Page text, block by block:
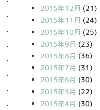
2015年12月 (21)
2015年11月 (24)
2015年10月 (25)
2015年9月 (23)
2015年8月 (36)
2015年7月 (31)
2015年6月 (30)
2015年5月 (22)
2015年4月 (30)